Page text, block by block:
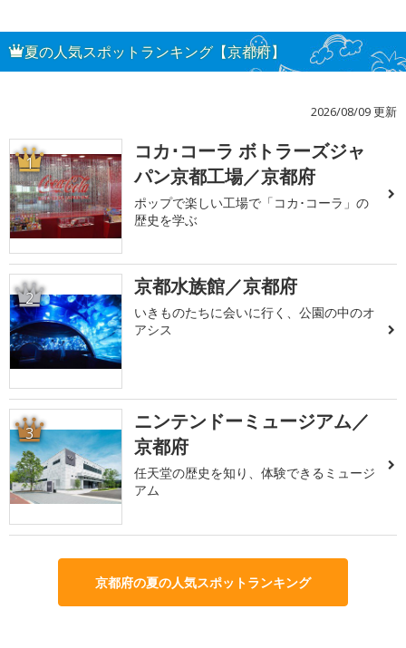
夏の人気スポットランキング【京都府】
2026/08/09 更新
1
コカ･コーラ ボトラーズジャ
パン京都工場／京都府
ポップで楽しい工場で「コカ･コーラ」の
歴史を学ぶ
2 京都水族館／京都府
いきものたちに会いに行く、公園の中のオ
アシス
3
ニンテンドーミュージアム／
京都府
任天堂の歴史を知り、体験できるミュージ
アム
京都府の夏の人気スポットランキング